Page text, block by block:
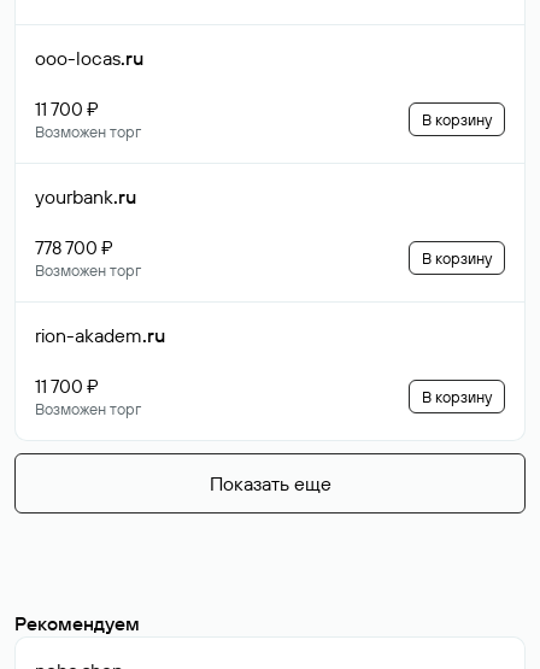
ooo-locas.ru
11 700 ₽
Возможен торг
В корзину
yourbank.ru
778 700 ₽
Возможен торг
В корзину
rion-akadem.ru
11 700 ₽
Возможен торг
В корзину
Показать еще
Рекомендуем